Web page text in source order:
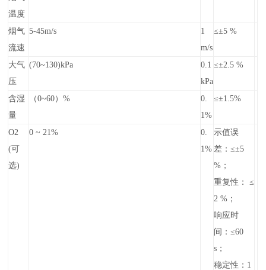
温度
烟气
流速
5-45m/s
1
m/s
≤±5 %
大气
压
(70~130)kPa
0.1
kPa
≤±2.5 %
含湿
量
（0~60）%
0.
1%
≤±1.5%
O2
(可
选)
0 ~ 21%
0.
1%
示值误
差：≤±5
%；
重复性： ≤
2 %；
响应时
间：≤60
s；
稳定性：1